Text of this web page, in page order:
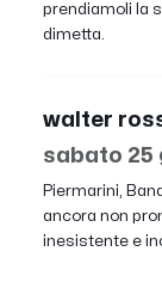
prendiamoli la
dimetta.
walter
sabato 25
Piermarini,
ancora non
inesistente e